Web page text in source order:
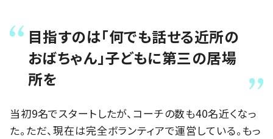
目指すのは「何でも話せる近所の
おばちゃん」子どもに第三の居場
所を
当初9名でスタートしたが、コーチの数も40名近くなっ
た。ただ、現在は完全ボランティアで運営している。もっ